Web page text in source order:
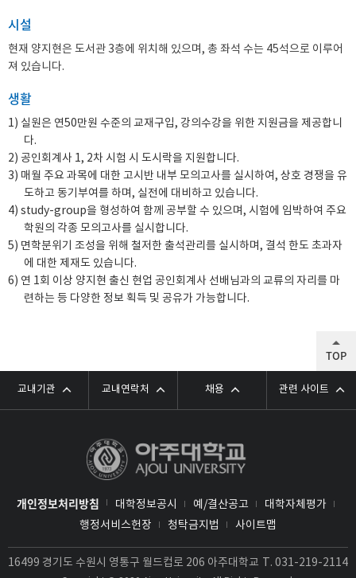
시설
현재 양지현은 도서관 3층에 위치해 있으며, 총 좌석 수는 45석으로 이루어
져 있습니다.
생활
1) 실원은 연50만원 수준의 교재구입, 강의수강을 위한 지원금을 제공합니
다.
2) 공인회계사 1, 2차 시험 시 도시락을 지원합니다.
3) 매월 주요 과목에 대한 고시반 내부 모의고사를 실시하여, 상호 경쟁을 유
도하고 동기부여를 하며, 실전에 대비하고 있습니다.
4) study-group을 형성하여 함께 공부할 수 있으며, 시험에 임박하여 주요
학원의 각종 모의고사를 실시합니다.
5) 면학분위기 조성을 위해 철저한 출석관리를 실시하며, 결석 한도 초과자
에 대한 제재도 있습니다.
6) 연 1회 이상 양지현 출신 현업 공인회계사 선배님과의 교류의 자리를 마
련하는 등 다양한 정보 획득 및 공유가 가능합니다.
교내기관 교내연락처 채용 관련 사이트
개인정보처리방침 대학정보공시 예/결산공고
대학자체평가
행정서비스헌장
청탁금지법 사이트맵
16499 경기도 수원시 영통구 월드컵로 206 아주대학교 T. 031-219-2114
TOP